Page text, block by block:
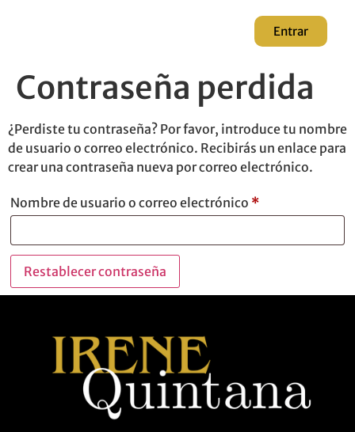
Entrar
Contraseña perdida
¿Perdiste tu contraseña? Por favor, introduce tu nombre
de usuario o correo electrónico. Recibirás un enlace para
crear una contraseña nueva por correo electrónico.
Nombre de usuario o correo electrónico *
Restablecer contraseña